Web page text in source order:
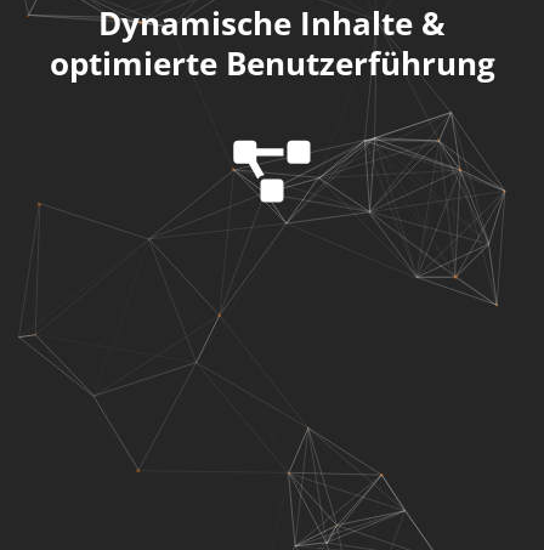
Dynamische Inhalte &
optimierte Benutzerführung